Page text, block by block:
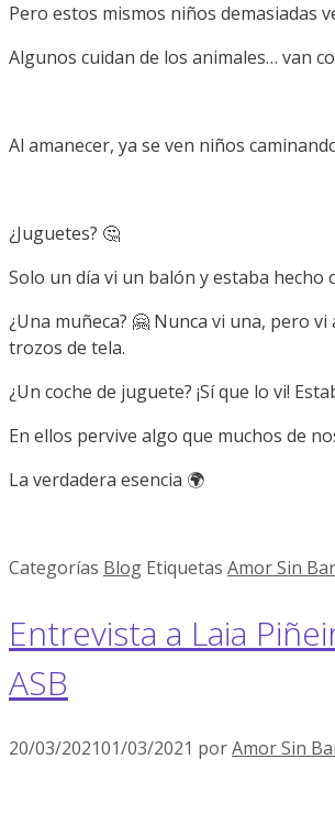
Pero estos mismos niños demasiadas
Algunos cuidan de los animales… van
Al amanecer, ya se ven niños
¿Juguetes? 🤔
Solo un día vi un balón y estaba hecho
¿Una muñeca? 🤗 Nunca vi una, pero
trozos de tela.
¿Un coche de juguete? ¡Sí que lo vi!
En ellos pervive algo que muchos de
La verdadera esencia 🌍
Categorías Blog Etiquetas Amor Sin
Entrevista a Laia
ASB
20/03/202101/03/2021 porAmor Sin